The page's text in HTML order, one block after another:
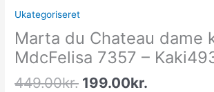
Ukategoriseret
Marta du Chateau dame
MdcFelisa 7357 –
449.00kr. 199.00kr.